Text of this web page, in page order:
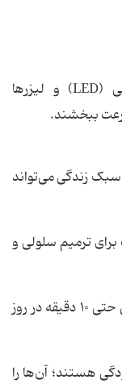
لایه‌بردارهای شیمیایی تخصصی، نوردرمانی (LED) و لیزرها
ببخشند.
سبک زندگی می‌تواند
برای ترمیم سلولی و
تمرینات تنفسی و کششی حتی ۱۰ دقیقه در روز
هستند؛ آن‌ها را